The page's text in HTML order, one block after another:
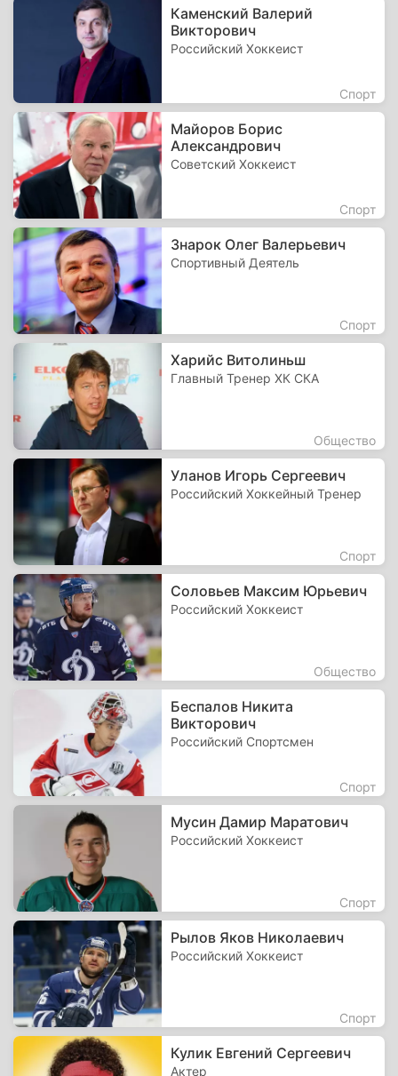
Каменский Валерий
Викторович
Российский Хоккеист
Спорт
Майоров Борис
Александрович
Советский Хоккеист
Спорт
Знарок Олег Валерьевич
Спортивный Деятель
Спорт
Харийс Витолиньш
Главный Тренер ХК СКА
Общество
Уланов Игорь Сергеевич
Российский Хоккейный Тренер
Спорт
Соловьев Максим Юрьевич
Российский Хоккеист
Общество
Беспалов Никита
Викторович
Российский Спортсмен
Спорт
Мусин Дамир Маратович
Российский Хоккеист
Спорт
Рылов Яков Николаевич
Российский Хоккеист
Спорт
Кулик Евгений Сергеевич
Актер